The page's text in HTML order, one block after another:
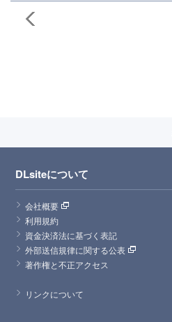
DLsiteについて
会社概要
利用規約
資金決済法に基づく表記
外部送信規律に関する公表
著作権と不正アクセス
リンクについて